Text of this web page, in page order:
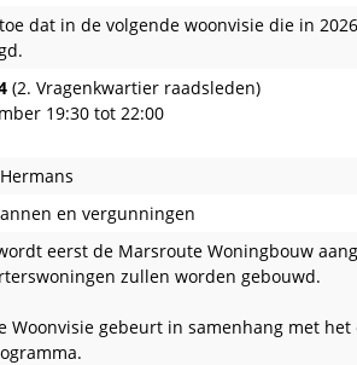
dat in de volgende woonvisie die in
(2. Vragenkwartier raadsleden)
19:30 tot 22:00
en vergunningen
eerst de Marsroute Woningbouw
zullen worden gebouwd.
Woonvisie gebeurt in samenhang met